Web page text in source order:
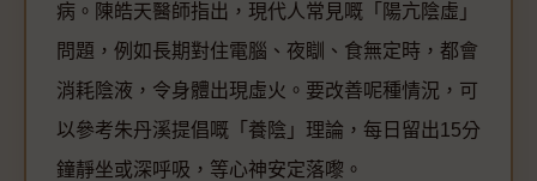
病。陳皓天醫師指出，現代人常見嘅「陽亢陰虛」
問題，例如長期對住電腦、夜瞓、食無定時，都會
消耗陰液，令身體出現虛火。要改善呢種情況，可
以參考朱丹溪提倡嘅「養陰」理論，每日留出15分
鐘靜坐或深呼吸，等心神安定落嚟。